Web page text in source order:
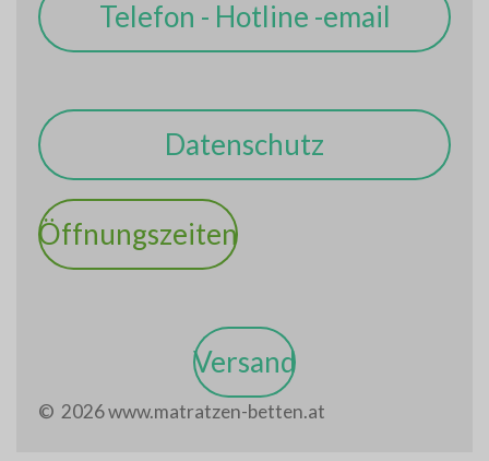
Telefon - Hotline -email
Datenschutz
Öffnungszeiten
Versand
© 2026 www.matratzen-betten.at